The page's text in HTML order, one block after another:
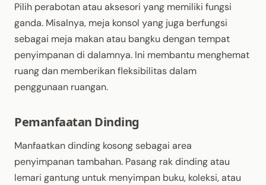
Pilih perabotan atau aksesori yang memiliki fungsi
ganda. Misalnya, meja konsol yang juga berfungsi
sebagai meja makan atau bangku dengan tempat
penyimpanan di dalamnya. Ini membantu menghemat
ruang dan memberikan fleksibilitas dalam
penggunaan ruangan.
Pemanfaatan Dinding
Manfaatkan dinding kosong sebagai area
penyimpanan tambahan. Pasang rak dinding atau
lemari gantung untuk menyimpan buku, koleksi, atau